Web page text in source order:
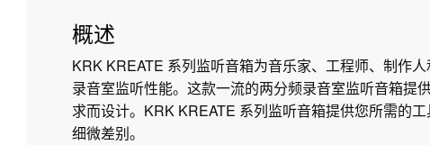
概述
KRK KREATE 系列监听音箱为音乐家、工程师、制作
录音室监听性能。这款一流的两分频录音室监听音箱提
求而设计。KRK KREATE 系列监听音箱提供您所需的
细微差别。